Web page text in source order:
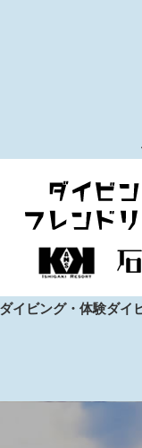
イビング・体験ダイ